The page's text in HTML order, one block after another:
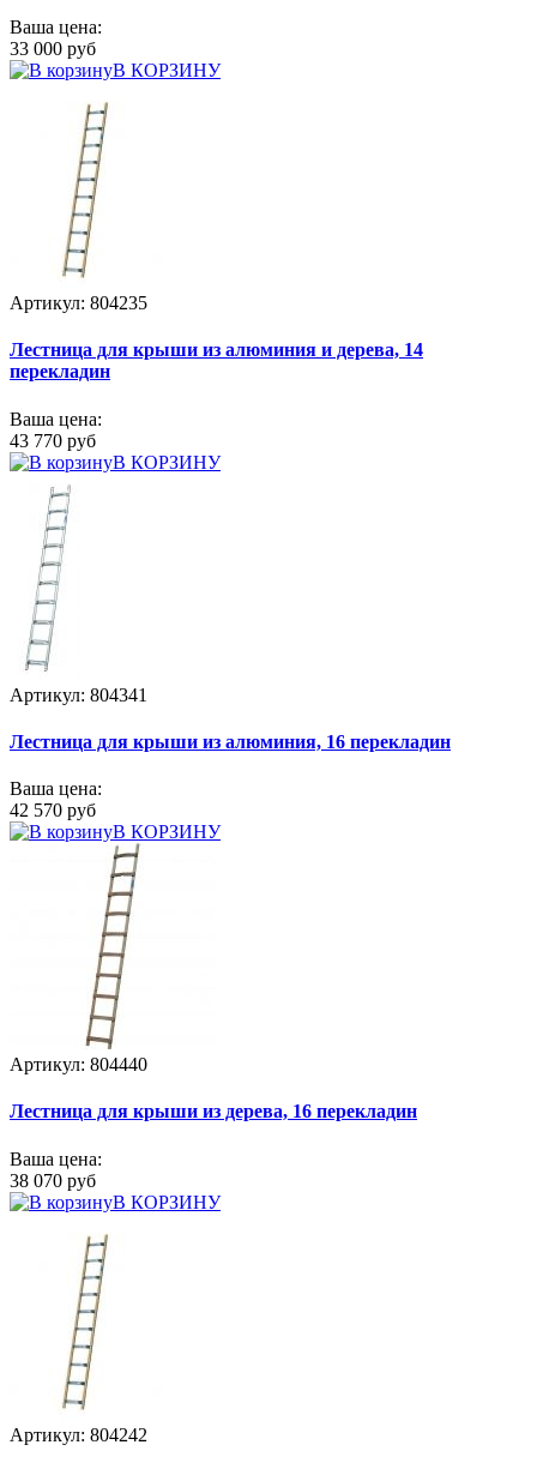
Ваша цена:
33 000 руб
В КОРЗИНУ
Артикул: 804235
Лестница для крыши из алюминия и дерева, 14
перекладин
Ваша цена:
43 770 руб
В КОРЗИНУ
Артикул: 804341
Лестница для крыши из алюминия, 16 перекладин
Ваша цена:
42 570 руб
В КОРЗИНУ
Артикул: 804440
Лестница для крыши из дерева, 16 перекладин
Ваша цена:
38 070 руб
В КОРЗИНУ
Артикул: 804242